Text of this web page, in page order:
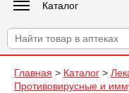
Каталог
Главная > Каталог >
Противовирусные и